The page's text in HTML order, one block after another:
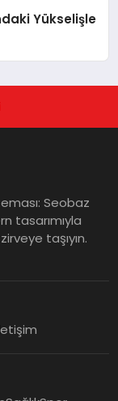
Yükselişle
Seobaz
tasarımıyla
taşıyın.